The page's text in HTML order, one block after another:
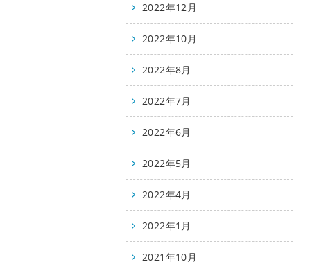
2022年12月
2022年10月
2022年8月
2022年7月
2022年6月
2022年5月
2022年4月
2022年1月
2021年10月